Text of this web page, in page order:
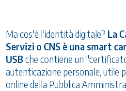
Ma cos'è l'identità digitale? La
Servizi o CNS è una smart
USB che contiene un
autenticazione personale, utile
online della Pubblica